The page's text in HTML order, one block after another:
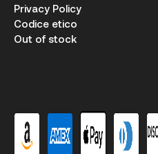
Privacy Policy
Codice etico
Out of stock